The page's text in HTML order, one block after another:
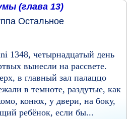
(глава 13)
Остальное
четырнадцатый день
вынесли на рассвете.
в главный зал палаццо
в темноте, раздутые, как
конюх, у двери, на боку,
ребёнок, если бы...